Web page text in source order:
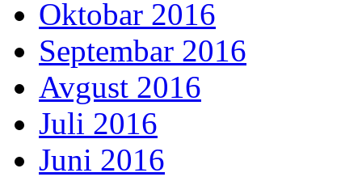
Oktobar 2016
Septembar 2016
Avgust 2016
Juli 2016
Juni 2016